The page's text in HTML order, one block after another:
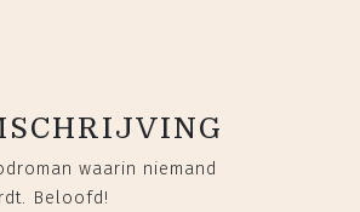
waarin niemand
Beloofd!